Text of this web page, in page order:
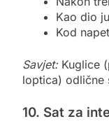
Kao dio
Kod
Savjet:Kuglice
loptica) odlične
10. Sat za